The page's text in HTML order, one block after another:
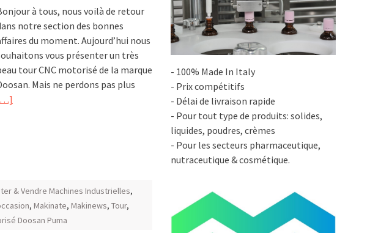
à tous, nous voilà de retour
notre section des bonnes
du moment. Aujourd’hui nous
vous présenter un très
tour CNC motorisé de la marque
Mais ne perdons pas plus
& Vendre Machines Industrielles,
, Makinate, Makinews, Tour,
Doosan Puma
- 100% Made In Italy
- Prix compétitifs
- Délai de livraison rapide
- Pour tout type de produits: solides,
liquides, poudres, crèmes
- Pour les secteurs pharmaceutique,
nutraceutique & cosmétique.